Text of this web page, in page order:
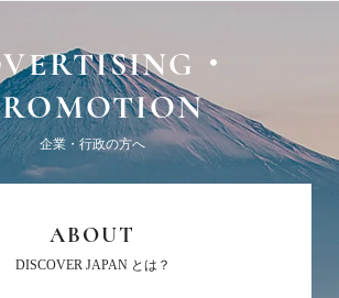
・
企業・行政の方へ
ABOUT
DISCOVER JAPAN とは？